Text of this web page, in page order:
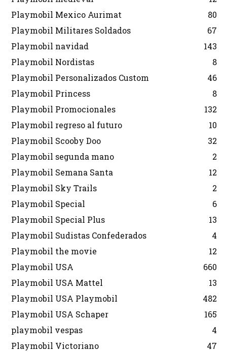
Playmobil Mexico Aurimat
80
Playmobil Militares Soldados
67
Playmobil navidad
143
Playmobil Nordistas
8
Playmobil Personalizados Custom
46
Playmobil Princess
8
Playmobil Promocionales
132
Playmobil regreso al futuro
10
Playmobil Scooby Doo
32
Playmobil segunda mano
2
Playmobil Semana Santa
12
Playmobil Sky Trails
2
Playmobil Special
6
Playmobil Special Plus
13
Playmobil Sudistas Confederados
4
Playmobil the movie
12
Playmobil USA
660
Playmobil USA Mattel
13
Playmobil USA Playmobil
482
Playmobil USA Schaper
165
playmobil vespas
4
Playmobil Victoriano
47